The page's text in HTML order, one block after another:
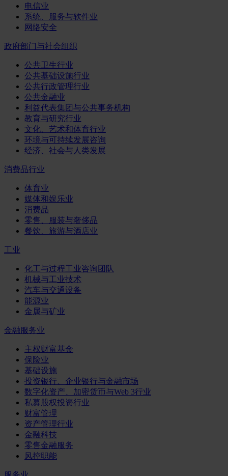
电信业
系统、服务与软件业
网络安全
政府部门与社会组织
公共卫生行业
公共基础设施行业
公共行政管理行业
公共金融业
利益代表集团与公共事务机构
教育与研究行业
文化、艺术和体育行业
环境与可持续发展咨询
经济、社会与人类发展
消费品行业
体育业
媒体和娱乐业
消费品
零售、服装与奢侈品
餐饮、旅游与酒店业
工业
化工与过程工业咨询团队
机械与工业技术
汽车与交通设备
能源业
金属与矿业
金融服务业
主权财富基金
保险业
基础设施
投资银行、企业银行与金融市场
数字化资产、加密货币与Web 3行业
私募股权投资行业
财富管理
资产管理行业
金融科技
零售金融服务
风控职能